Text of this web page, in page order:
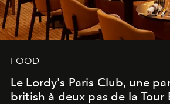
FOOD
Le Lordy's Paris Club, une
british à deux pas de la Tour